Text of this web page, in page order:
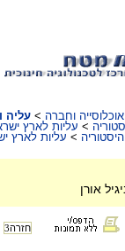
אוכלוסייה וחברה > עליה
> עליות לארץ
היסטוריה > עליות לארץ
אורן
חזרה3